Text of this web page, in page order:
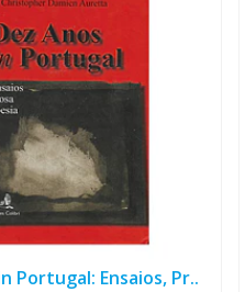
Portugal: Ensaios, Pr..